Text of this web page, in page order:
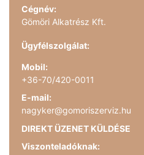
Cégnév:
Gömöri Alkatrész Kft.
Ügyfélszolgálat:
Mobil:
+36-70/420-0011
E-mail:
nagyker@gomoriszerviz.hu
DIREKT ÜZENET KÜLDÉSE
Viszonteladóknak: